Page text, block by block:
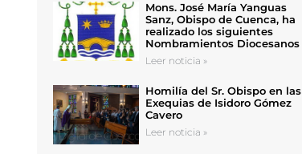
Mons. José María Yanguas
Sanz, Obispo de Cuenca, ha
realizado los siguientes
Nombramientos Diocesanos
Leer noticia »
Homilía del Sr. Obispo en las
Exequias de Isidoro Gómez
Cavero
Leer noticia »